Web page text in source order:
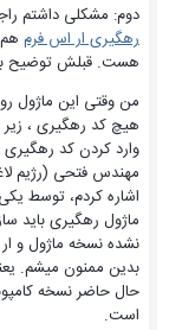
دوم: مشکلی داشتم
رهگیری ار اس فرم
هست. قبلش توضیح
من وقتی این ماژول
هیچ کد رهگیری ،
وارد کردن کد
مهندس فتحی (رژیم
اشاره کردم، توسط
ماژول رهگیری باید
نشده نسخه ماژول و
بدین ممنون میشم.
است.